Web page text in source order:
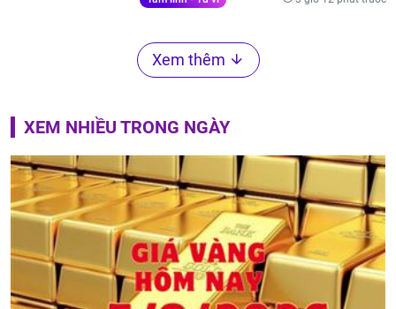
Xem thêm
XEM NHIỀU TRONG NGÀY